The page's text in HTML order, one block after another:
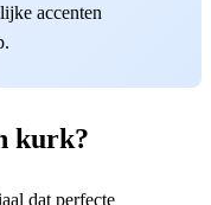
accenten
kurk?
dat perfecte